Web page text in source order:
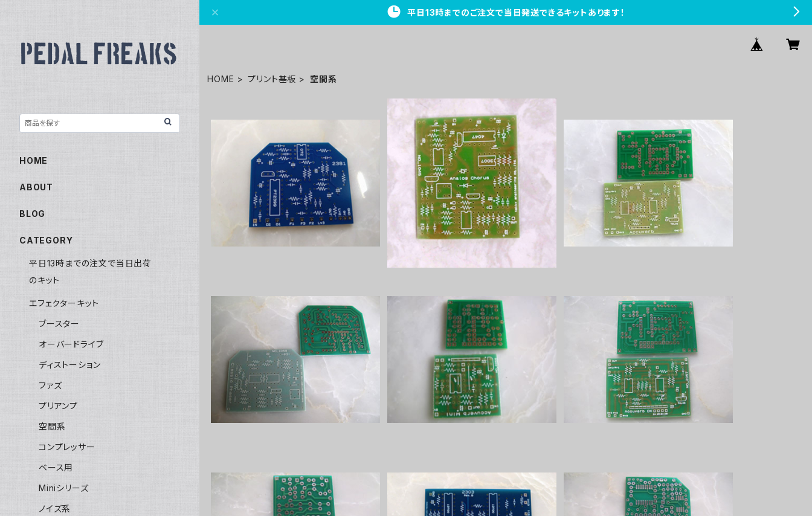
平日13時までのご注文で当日発送できるキットあります！
HOME プリント基板 空間系
Blue Delayプリント基板
¥1,300
Analog Chorusプリント基板
¥1,500
Accuverbプリント基板
¥1,100
Classic Phaserプリント基板
¥1,100
Accuverb Miniプリント基板
¥800
Accuverbプリント基板
¥1,200
HOME
ABOUT
BLOG
CATEGORY
平日13時までの注文で当日出荷
のキット
エフェクターキット
ブースター
オーバードライブ
ディストーション
ファズ
プリアンプ
空間系
コンプレッサー
ベース用
Miniシリーズ
ノイズ系